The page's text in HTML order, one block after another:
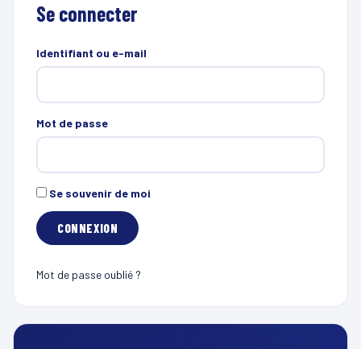
Se connecter
Identifiant ou e-mail
Mot de passe
Se souvenir de moi
Mot de passe oublié ?